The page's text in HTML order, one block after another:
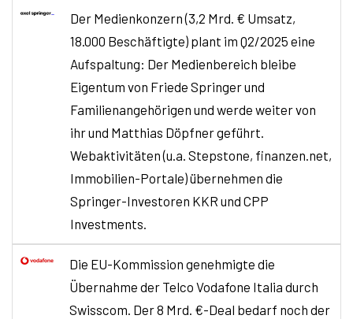
Der Medienkonzern (3,2 Mrd. € Umsatz,
18.000 Beschäftigte) plant im Q2/2025 eine
Aufspaltung: Der Medienbereich bleibe
Eigentum von Friede Springer und
Familienangehörigen und werde weiter von
ihr und Matthias Döpfner geführt.
Webaktivitäten (u.a. Stepstone, finanzen.net,
Immobilien-Portale) übernehmen die
Springer-Investoren KKR und CPP
Investments.
Die EU-Kommission genehmigte die
Übernahme der Telco Vodafone Italia durch
Swisscom. Der 8 Mrd. €-Deal bedarf noch der